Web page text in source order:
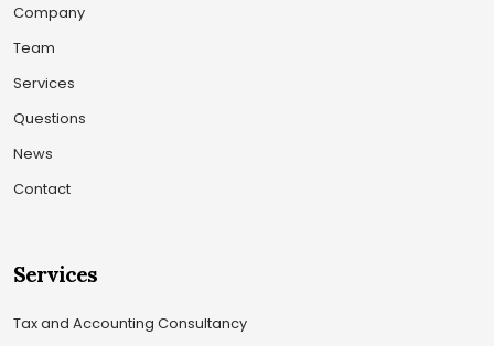
Company
Team
Services
Questions
News
Contact
Services
Tax and Accounting Consultancy